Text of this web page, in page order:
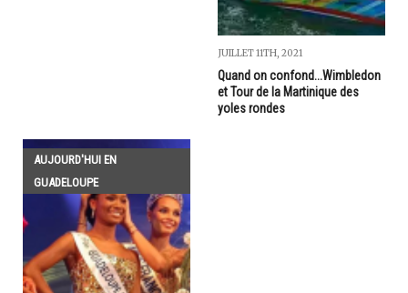
JUILLET 11TH, 2021
Quand on confond...Wimbledon
et Tour de la Martinique des
yoles rondes
AUJOURD'HUI EN
GUADELOUPE